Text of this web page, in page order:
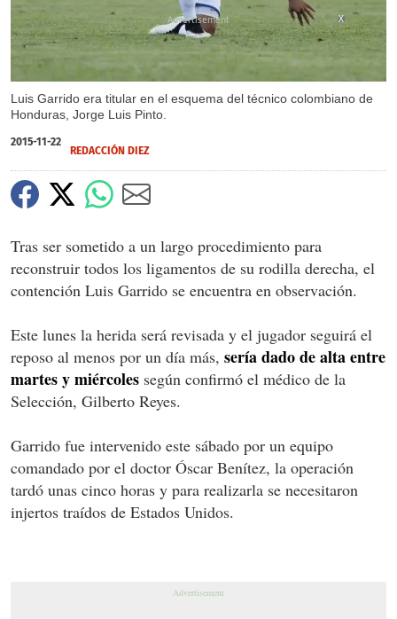
Luis Garrido era titular en el esquema del técnico colombiano de
Honduras, Jorge Luis Pinto.
X
2015-11-22
REDACCIÓN DIEZ
Tras ser sometido a un largo procedimiento para
reconstruir todos los ligamentos de su rodilla derecha, el
contención Luis Garrido se encuentra en observación.
Este lunes la herida será revisada y el jugador seguirá el
reposo al menos por un día más, sería dado de alta entre
martes y miércoles según confirmó el médico de la
Selección, Gilberto Reyes.
Garrido fue intervenido este sábado por un equipo
comandado por el doctor Óscar Benítez, la operación
tardó unas cinco horas y para realizarla se necesitaron
injertos traídos de Estados Unidos.